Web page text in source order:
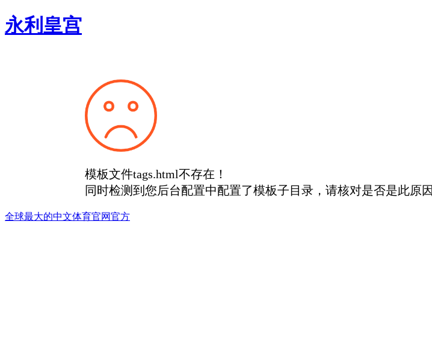
永利皇宫
模板文件tags.html不存在！
同时检测到您后台配置中配置了模板子目录，请核对是否是此原因
全球最大的中文体育官网官方